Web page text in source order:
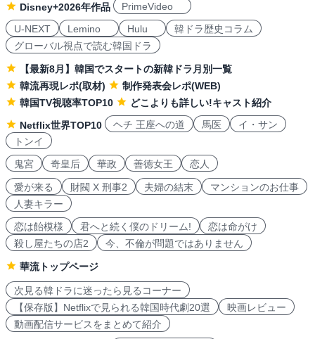
Disney+2026年作品
PrimeVideo
U-NEXT
Lemino Hulu
韓ドラ歴史コラム
グローバル視点で読む韓国ドラ
【最新8月】韓国でスタートの新韓ドラ月別一覧
韓流再現レポ(取材)
制作発表会レポ(WEB)
韓国TV視聴率TOP10
どこよりも詳しい!キャスト紹介
Netflix世界TOP10
ヘチ 王座への道 馬医
イ・サン
トンイ
鬼宮
奇皇后 華政 善徳女王 恋人
愛が来る 財閥 X 刑事2 夫婦の結末
マンションのお仕事
人妻キラー
恋は飴模様
君へと続く僕のドリーム!
恋は命がけ
殺し屋たちの店2
今、不倫が問題ではありません
華流トップページ
次見る韓ドラに迷ったら見るコーナー
【保存版】Netflixで見られる韓国時代劇20選
映画レビュー
動画配信サービスをまとめて紹介